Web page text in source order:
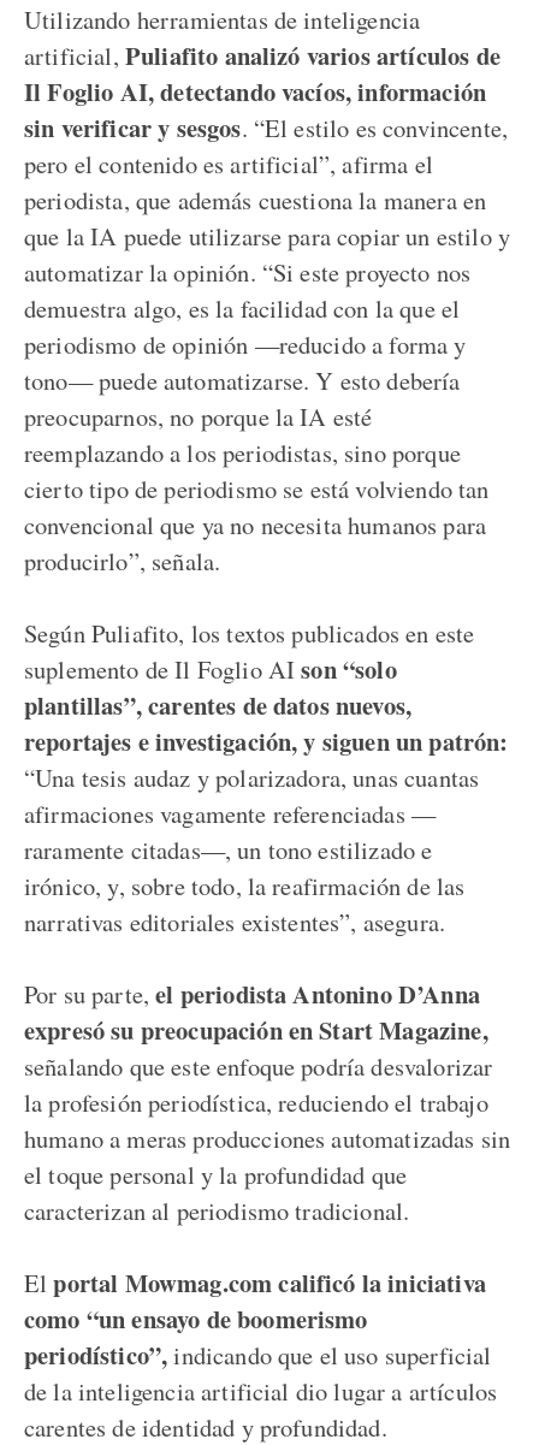
Utilizando herramientas de inteligencia
artificial, Puliafito analizó varios artículos de
Il Foglio AI, detectando vacíos, información
sin verificar y sesgos. “El estilo es convincente,
pero el contenido es artificial”, afirma el
periodista, que además cuestiona la manera en
que la IA puede utilizarse para copiar un estilo y
automatizar la opinión. “Si este proyecto nos
demuestra algo, es la facilidad con la que el
periodismo de opinión —reducido a forma y
tono— puede automatizarse. Y esto debería
preocuparnos, no porque la IA esté
reemplazando a los periodistas, sino porque
cierto tipo de periodismo se está volviendo tan
convencional que ya no necesita humanos para
producirlo”, señala.
Según Puliafito, los textos publicados en este
suplemento de Il Foglio AIson “solo
plantillas”, carentes de datos nuevos,
reportajes e investigación, y siguen un patrón:
“Una tesis audaz y polarizadora, unas cuantas
afirmaciones vagamente referenciadas —
raramente citadas—, un tono estilizado e
irónico, y, sobre todo, la reafirmación de las
narrativas editoriales existentes”, asegura.
Por su parte,el periodista Antonino D’Anna
expresó su preocupación en Start Magazine,
señalando que este enfoque podría desvalorizar
la profesión periodística, reduciendo el trabajo
humano a meras producciones automatizadas sin
el toque personal y la profundidad que
caracterizan al periodismo tradicional.
Elportal Mowmag.com calificó la iniciativa
como “un ensayo de boomerismo
periodístico”,indicando que el uso superficial
de la inteligencia artificial dio lugar a artículos
carentes de identidad y profundidad.